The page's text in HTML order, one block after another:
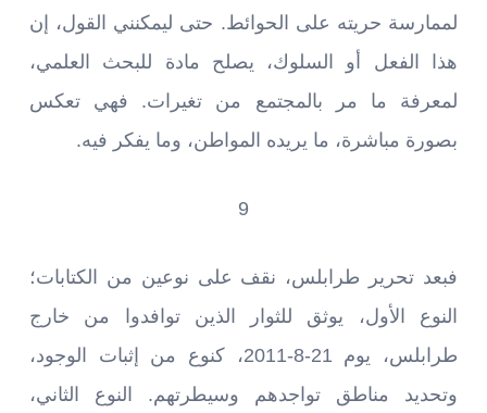
لممارسة حريته على الحوائط. حتى ليمكنني القول، إن
هذا الفعل أو السلوك، يصلح مادة للبحث العلمي،
لمعرفة ما مر بالمجتمع من تغيرات. فهي تعكس
بصورة مباشرة، ما يريده المواطن، وما يفكر فيه.
9
فبعد تحرير طرابلس، نقف على نوعين من الكتابات؛
النوع الأول، يوثق للثوار الذين توافدوا من خارج
طرابلس، يوم 21-8-2011، كنوع من إثبات الوجود،
وتحديد مناطق تواجدهم وسيطرتهم. النوع الثاني،